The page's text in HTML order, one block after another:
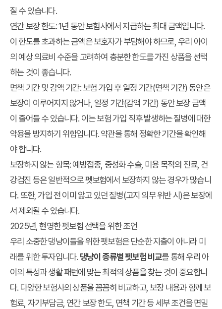
질 수 있습니다.
연간 보장 한도:1년 동안 보험사에서 지급하는 최대 금액입니다.
이 한도를 초과하는 금액은 보호자가 부담해야 하므로, 우리 아이
의 예상 의료비 수준을 고려하여 충분한 한도를 가진 상품을 선택
하는 것이 좋습니다.
면책 기간 및 감액 기간:보험 가입 후 일정 기간(면책 기간) 동안은
보장이 이루어지지 않거나, 일정 기간(감액 기간) 동안 보장 금액
이 줄어들 수 있습니다. 이는 보험 가입 직후 발생하는 질병에 대한
악용을 방지하기 위함입니다. 약관을 통해 정확한 기간을 확인해
야 합니다.
보장하지 않는 항목:예방접종, 중성화 수술, 미용 목적의 진료, 건
강검진 등은 일반적으로 펫보험에서 보장하지 않는 경우가 많습니
다. 또한, 가입 전 이미 앓고 있던 질병(고지 의무 위반 시)은 보장에
서 제외될 수 있습니다.
2025년, 현명한 펫보험 선택을 위한 조언
우리 소중한 댕냥이들을 위한 펫보험은 단순한 지출이 아니라 미
래를 위한 투자입니다. 댕냥이 종류별 펫보험 비교를 통해 우리 아
이의 특성과 생활 패턴에 맞는 최적의 상품을 찾는 것이 중요합니
다. 다양한 보험사의 상품을 꼼꼼히 비교하고, 보장 내용과 함께 보
험료, 자기부담금, 연간 보장 한도, 면책 기간 등 세부 조건을 면밀